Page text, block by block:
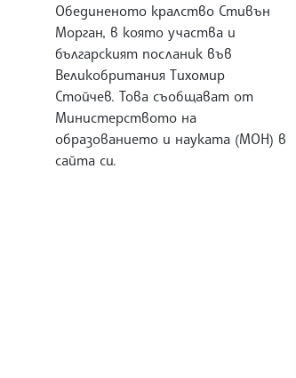
Обединеното кралство Стивън
Морган, в която участва и
българският посланик във
Великобритания Tихомир
Стойчев. Това съобщават от
Министерството на
образованието и науката (МОН) в
сайта си.